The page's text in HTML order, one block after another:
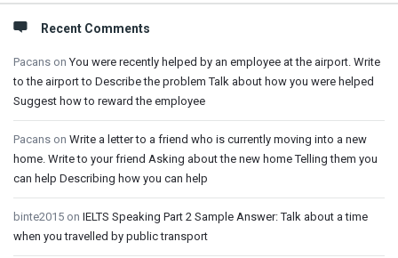
Recent Comments
Pacans onYou were recently helped by an employee at the airport. Write
to the airport to Describe the problem Talk about how you were helped
Suggest how to reward the employee
Pacans on Write a letter to a friend who is currently moving into a new
home. Write to your friend Asking about the new home Telling them you
can help Describing how you can help
binte2015 on IELTS Speaking Part 2 Sample Answer: Talk about a time
when you travelled by public transport